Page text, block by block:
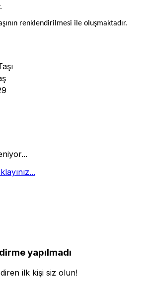
renklendirilmesi ile oluşmaktadır.
yapılmadı
ilk kişi siz olun!